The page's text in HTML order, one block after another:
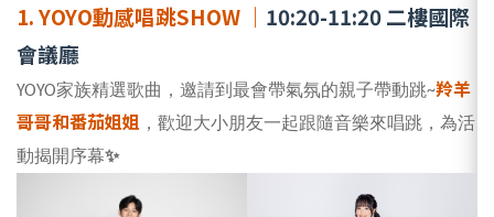
1. YOYO動感唱跳SHOW ｜ 10:20-11:20 二樓國際
會議廳
YOYO家族精選歌曲，邀請到最會帶氣氛的親子帶動跳~羚羊
哥哥和番茄姐姐 ，歡迎大小朋友一起跟隨音樂來唱跳，為活
動揭開序幕✨